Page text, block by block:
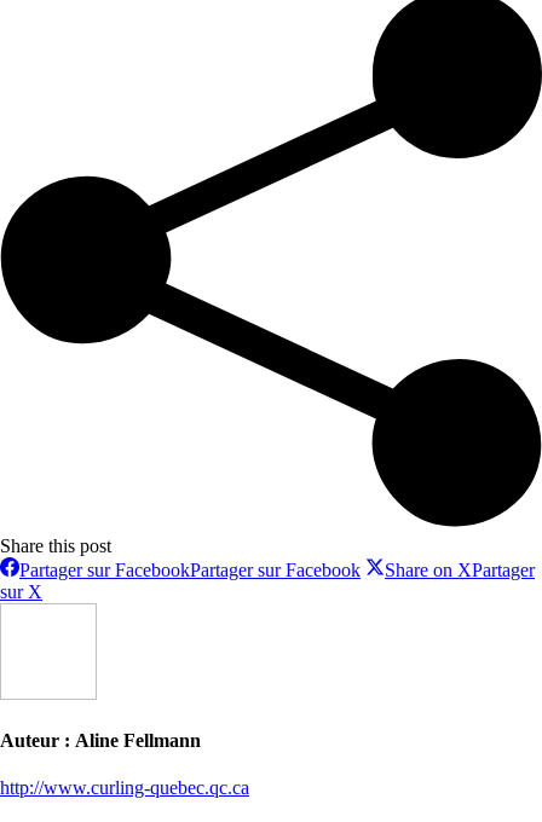
Share this post
Partager sur FacebookPartager sur Facebook Share on XPartager
sur X
Auteur : Aline Fellmann
http://www.curling-quebec.qc.ca